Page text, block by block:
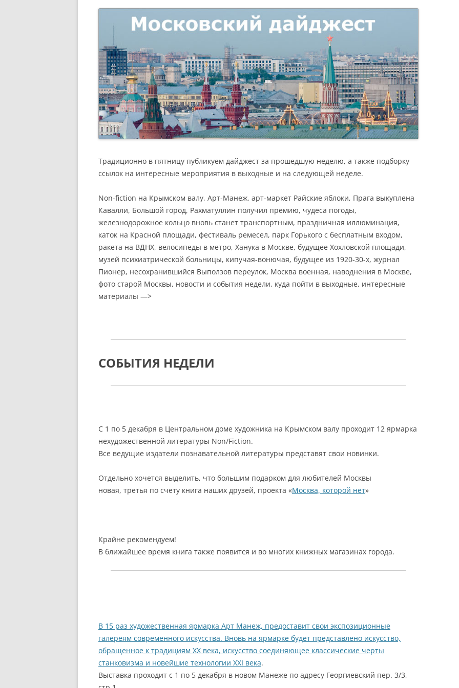
Традиционно в пятницу публикуем дайджест за прошедшую неделю, а также подборку
ссылок на интересные мероприятия в выходные и на следующей неделе.
Non-fiction на Крымском валу, Арт-Манеж, арт-маркет Райские яблоки, Прага выкуплена
Кавалли, Большой город, Рахматуллин получил премию, чудеса погоды,
железнодорожное кольцо вновь станет транспортным, праздничная иллюминация,
каток на Красной площади, фестиваль ремесел, парк Горького с бесплатным входом,
ракета на ВДНХ, велосипеды в метро, Ханука в Москве, будущее Хохловской площади,
музей психиатрической больницы, кипучая-вонючая, будущее из 1920-30-х, журнал
Пионер, несохранившийся Выползов переулок, Москва военная, наводнения в Москве,
фото старой Москвы, новости и события недели, куда пойти в выходные, интересные
материалы —>
СОБЫТИЯ НЕДЕЛИ
С 1 по 5 декабря в Центральном доме художника на Крымском валу проходит 12 ярмарка
нехудожественной литературы Non/Fiction.
Все ведущие издатели познавательной литературы представят свои новинки.
Отдельно хочется выделить, что большим подарком для любителей Москвы
новая, третья по счету книга наших друзей, проекта «Москва, которой нет»
Крайне рекомендуем!
В ближайшее время книга также появится и во многих книжных магазинах города.
В 15 раз художественная ярмарка Арт Манеж, предоставит свои экспозиционные
галереям современного искусства. Вновь на ярмарке будет представлено искусство,
обращенное к традициям ХХ века, искусство соединяющее классические черты
станковизма и новейшие технологии ХХI века.
Выставка проходит с 1 по 5 декабря в новом Манеже по адресу Георгиевский пер. 3/3,